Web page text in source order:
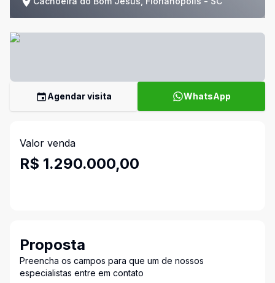
Agendar visita WhatsApp
Valor venda
R$ 1.290.000,00
Proposta
Preencha os campos para que um de nossos
especialistas entre em contato